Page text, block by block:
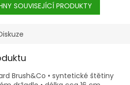
SOUVISEJÍCÍ PRODUKTY
Brush&Co • syntetické štětiny